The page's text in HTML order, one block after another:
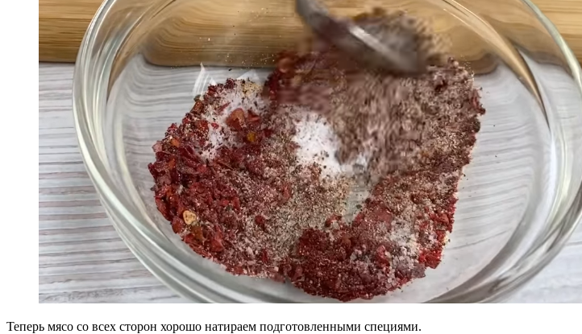
Теперь мясо со всех сторон хорошо натираем подготовленными специями.